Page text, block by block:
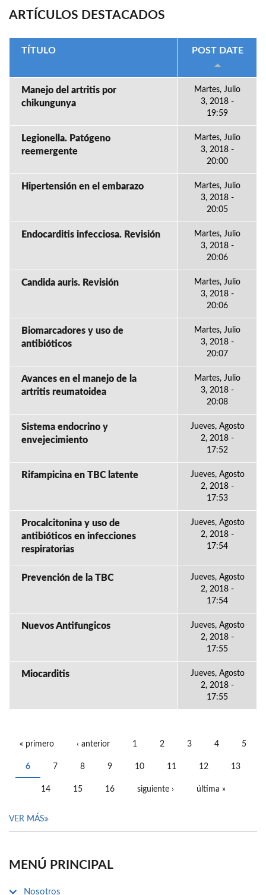
ARTÍCULOS DESTACADOS
TÍTULO POST DATE
Manejo del artritis por
chikungunya
Martes, Julio
3, 2018 -
19:59
Legionella. Patógeno
reemergente
Martes, Julio
3, 2018 -
20:00
Hipertensión en el embarazo
Martes, Julio
3, 2018 -
20:05
Endocarditis infecciosa. Revisión
Martes, Julio
3, 2018 -
20:06
Candida auris. Revisión
Martes, Julio
3, 2018 -
20:06
Biomarcadores y uso de
antibióticos
Martes, Julio
3, 2018 -
20:07
Avances en el manejo de la
artritis reumatoidea
Martes, Julio
3, 2018 -
20:08
Sistema endocrino y
envejecimiento
Jueves, Agosto
2, 2018 -
17:52
Rifampicina en TBC latente
Jueves, Agosto
2, 2018 -
17:53
Procalcitonina y uso de
antibióticos en infecciones
respiratorias
Jueves, Agosto
2, 2018 -
17:54
Prevención de la TBC
Jueves, Agosto
2, 2018 -
17:54
Nuevos Antifungicos
Jueves, Agosto
2, 2018 -
17:55
Miocarditis
Jueves, Agosto
2, 2018 -
17:55
« primero ‹ anterior 1 2 3 4 5
6 7 8 9 10 11 12 13
14 15 16 siguiente › última »
VER MÁS
MENÚ PRINCIPAL
Nosotros